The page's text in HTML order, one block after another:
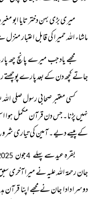
میری بڑی بہن دختر تایا ابو
ماشاء اللہ حمیرا کی قابل اعتبار
مجھے یاد جب میرے پانچ چھ
جاتے کچھ دن کے بعد پارے
کسی معتبر صحابی رسول صلی
نہیں پڑنا۔ جس دن قرآن مکمل ہوا
کے پیسے دیے۔ آمین کی تیاری
بقرہ عید سے پہلے جون 2025
جان رحمۃ اللہ علیہ نے میرا آخری
دوسرا دادا جان نے مجھے اپنا